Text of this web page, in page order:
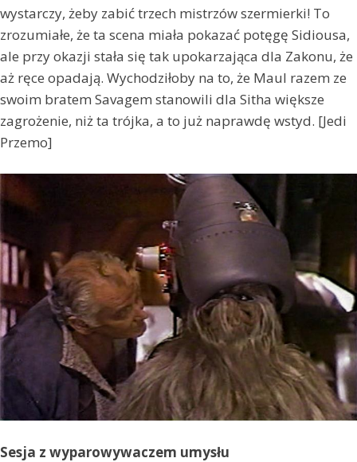
wystarczy, żeby zabić trzech mistrzów szermierki! To
zrozumiałe, że ta scena miała pokazać potęgę Sidiousa,
ale przy okazji stała się tak upokarzająca dla Zakonu, że
aż ręce opadają. Wychodziłoby na to, że Maul razem ze
swoim bratem Savagem stanowili dla Sitha większe
zagrożenie, niż ta trójka, a to już naprawdę wstyd. [Jedi
Przemo]
Sesja z wyparowywaczem umysłu